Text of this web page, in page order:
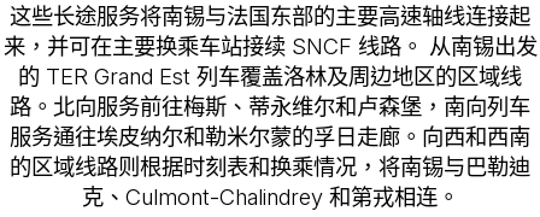
这些长途服务将南锡与法国东部的主要高速轴线连接起
来，并可在主要换乘车站接续 SNCF 线路。 从南锡出发
的 TER Grand Est 列车覆盖洛林及周边地区的区域线
路。北向服务前往梅斯、蒂永维尔和卢森堡，南向列车
服务通往埃皮纳尔和勒米尔蒙的孚日走廊。向西和西南
的区域线路则根据时刻表和换乘情况，将南锡与巴勒迪
克、Culmont-Chalindrey 和第戎相连。